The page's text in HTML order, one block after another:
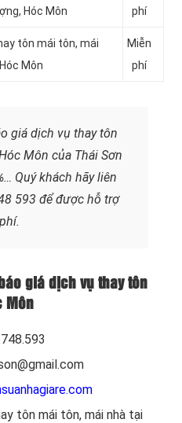
Hóc Môn
phí
tôn mái tôn, mái
Môn
Miễn
phí
giá dịch vụ thay tôn
Môn của Thái Sơn
Quý khách hãy liên
593 để được hỗ trợ
giá dịch vụ thay tôn
Môn
tôn mái tôn, mái nhà tại